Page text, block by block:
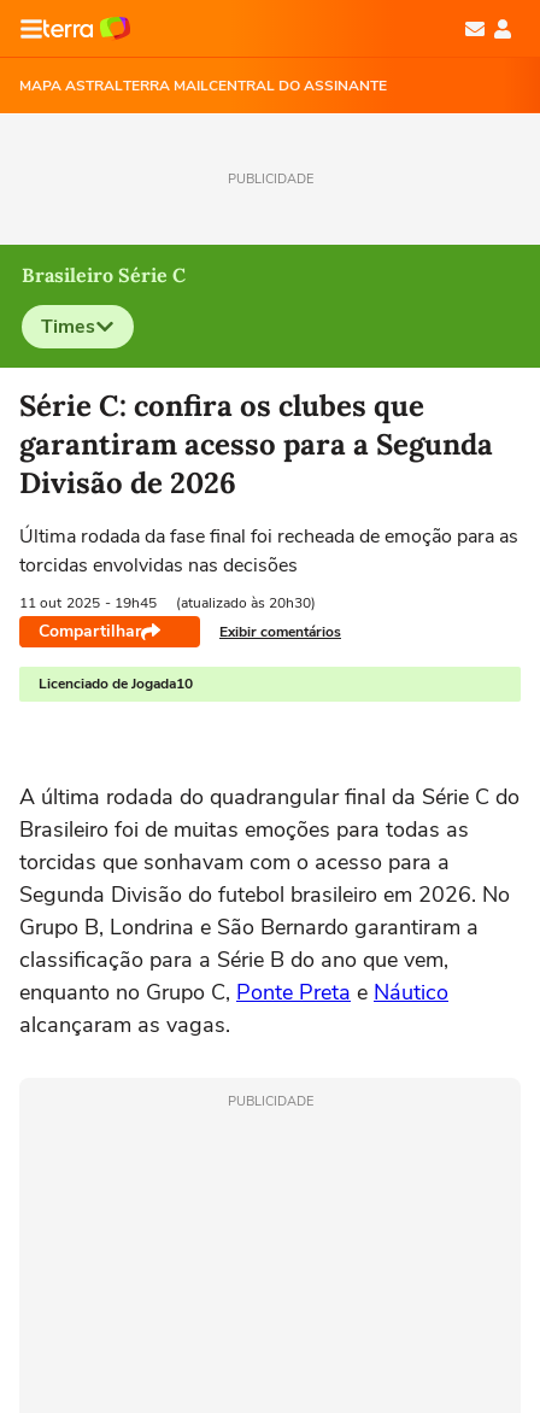
MAPA ASTRALTERRA MAILCENTRAL DO ASSINANTE
PUBLICIDADE
Brasileiro Série C
Times
Selecione o time para ver as notícias
Série C: confira os clubes que
garantiram acesso para a Segunda
Divisão de 2026
Última rodada da fase final foi recheada de emoção para as
torcidas envolvidas nas decisões
11 out 2025 - 19h45 (atualizado às 20h30)
Compartilhar Exibir comentários
Licenciado de Jogada10
A última rodada do quadrangular final da Série C do
Brasileiro foi de muitas emoções para todas as
torcidas que sonhavam com o acesso para a
Segunda Divisão do futebol brasileiro em 2026. No
Grupo B, Londrina e São Bernardo garantiram a
classificação para a Série B do ano que vem,
enquanto no Grupo C, Ponte Preta e Náutico
alcançaram as vagas.
PUBLICIDADE